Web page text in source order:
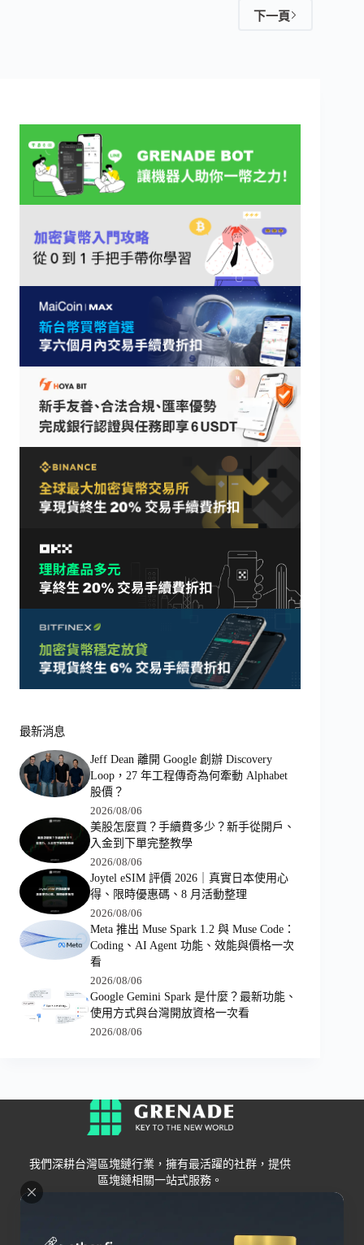
下一頁
最新消息
Jeff Dean 離開 Google 創辦 Discovery
Loop，27 年工程傳奇為何牽動 Alphabet
股價？
2026/08/06
美股怎麼買？手續費多少？新手從開戶、
入金到下單完整教學
2026/08/06
Joytel eSIM 評價 2026｜真實日本使用心
得、限時優惠碼、8 月活動整理
2026/08/06
Meta 推出 Muse Spark 1.2 與 Muse Code：
Coding、AI Agent 功能、效能與價格一次
看
2026/08/06
Google Gemini Spark 是什麼？最新功能、
使用方式與台灣開放資格一次看
2026/08/06
我們深耕台灣區塊鏈行業，擁有最活躍的社群，提供
區塊鏈相關一站式服務。